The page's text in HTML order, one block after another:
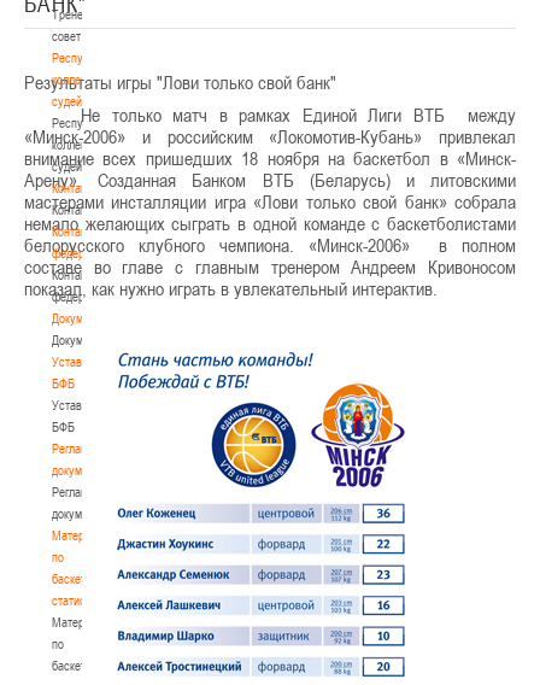
Тренерский
совет
Республиканская
коллегия
судей
Республиканская
коллегия
судей
Контакты
Контакты
Контакты
федерации
Контакты
федерации
Документы
Документы
Устав
БФБ
Устав
БФБ
Регламентирующие
документы
Регламентирующие
документы
Материалы
по
баскетбольной
статистике
Материалы
по
баскетбольной
Результаты игры "Лови только свой банк"
Не только матч в рамках Единой Лиги ВТБ
между
«Минск-2006» и российским «Локомотив-Кубань» привлекал
внимание всех пришедших 18 ноября на баскетбол в «Минск-
Арену». Созданная Банком ВТБ (Беларусь) и литовскими
мастерами инсталляции игра «Лови только свой банк» собрала
немало желающих сыграть в одной команде с баскетболистами
белорусского клубного чемпиона. «Минск-2006»
в полном
составе во главе с главным тренером Андреем Кривоносом
показал, как нужно играть в увлекательный интерактив.